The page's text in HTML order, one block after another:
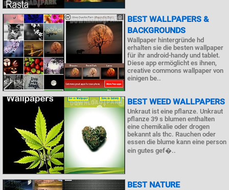
BEST WALLPAPERS &
BACKGROUNDS
Wallpaper hintergründe hd
erhalten sie die besten wallpaper
für ihr android-handy und tablet.
Diese app ermöglicht es ihnen,
creative commons wallpaper von
einigen be..
BEST WEED WALLPAPERS
Unkraut ist eine pflanze. Unkraut
pflanze 39 s blumen enthalten
eine chemikalie oder drogen
bekannt als thc. Rauchen oder
essen die blume kann eine person
ein gutes gef�..
BEST NATURE